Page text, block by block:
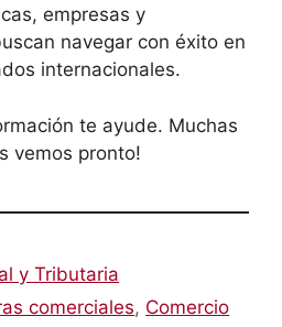
empresas y
navegar con éxito en
internacionales.
te ayude. Muchas
vemos pronto!
y Tributaria
comerciales, Comercio